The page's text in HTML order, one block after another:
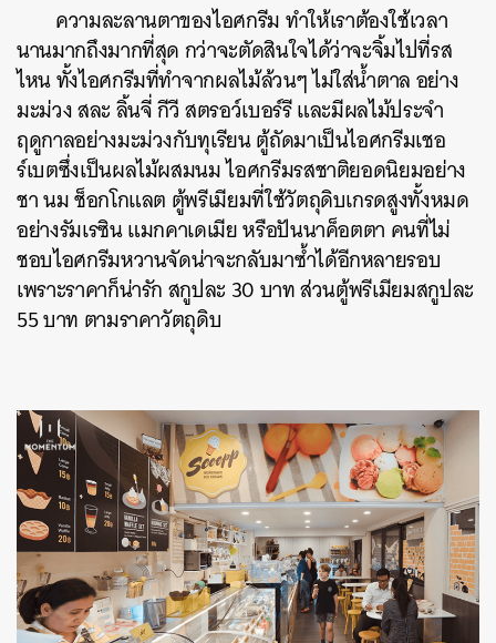
ความละลานตาของไอศกรีม ทำให้เราต้องใช้เวลา
นานมากถึงมากที่สุด กว่าจะตัดสินใจได้ว่าจะจิ้มไปที่รส
ไหน ทั้งไอศกรีมที่ทำจากผลไม้ล้วนๆ ไม่ใส่น้ำตาล อย่าง
มะม่วง สละ ลิ้นจี่ กีวี สตรอว์เบอร์รี และมีผลไม้ประจำ
ฤดูกาลอย่างมะม่วงกับทุเรียน ตู้ถัดมาเป็นไอศกรีมเชอ
ร์เบตซึ่งเป็นผลไม้ผสมนม ไอศกรีมรสชาติยอดนิยมอย่าง
ชา นม ช็อกโกแลต ตู้พรีเมียมที่ใช้วัตถุดิบเกรดสูงทั้งหมด
อย่างรัมเรซิน แมกคาเดเมีย หรือปันนาค็อตตา คนที่ไม่
ชอบไอศกรีมหวานจัดน่าจะกลับมาซ้ำได้อีกหลายรอบ
เพราะราคาก็น่ารัก สกูปละ 30 บาท ส่วนตู้พรีเมียมสกูปละ
55 บาท ตามราคาวัตถุดิบ